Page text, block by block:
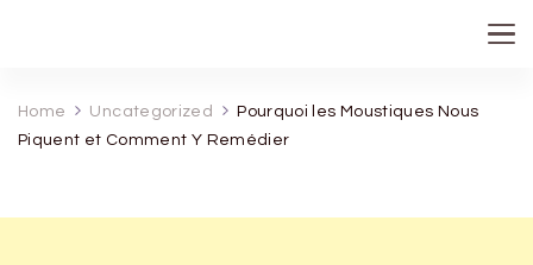
Home Uncategorized
Pourquoi les Moustiques Nous
Piquent et Comment Y Remédier